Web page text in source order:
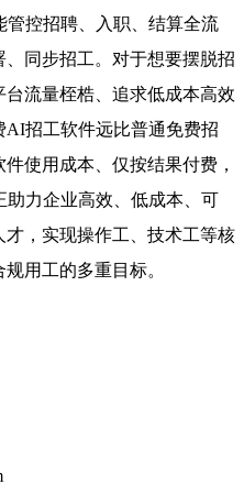
控招聘、入职、结算全流
同步招工。对于想要摆脱招
流量桎梏、追求低成本高效
招工软件远比普通免费招
使用成本、仅按结果付费，
力企业高效、低成本、可
，实现操作工、技术工等核
用工的多重目标。